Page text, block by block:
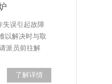
失误引起故障
以解决时与取
派员前往解
了解详情